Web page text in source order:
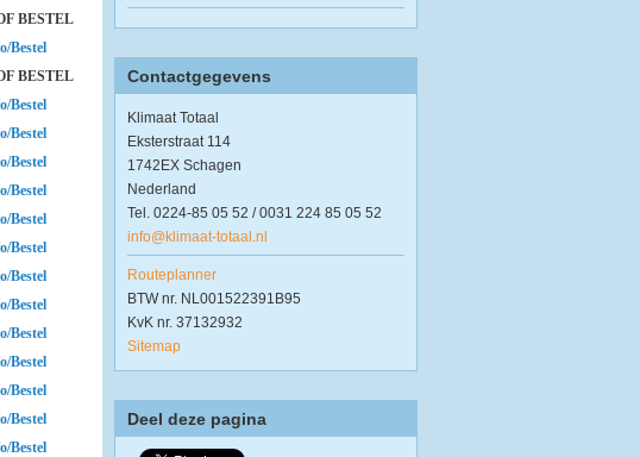
BESTEL
Bestel
BESTEL
Bestel
Bestel
Bestel
Bestel
Bestel
Bestel
Bestel
Bestel
Bestel
Bestel
Bestel
Bestel
Bestel
Contactgegevens
Klimaat Totaal
Eksterstraat 114
1742EX Schagen
Nederland
Tel. 0224-85 05 52 / 0031 224 85 05 52
info@klimaat-totaal.nl
Routeplanner
BTW nr. NL001522391B95
KvK nr. 37132932
Sitemap
Deel deze pagina